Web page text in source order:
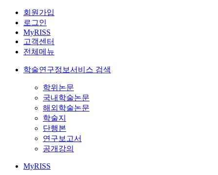
회원가입
로그인
MyRISS
고객센터
전체메뉴
학술연구정보서비스 검색
학위논문
국내학술논문
해외학술논문
학술지
단행본
연구보고서
공개강의
MyRISS